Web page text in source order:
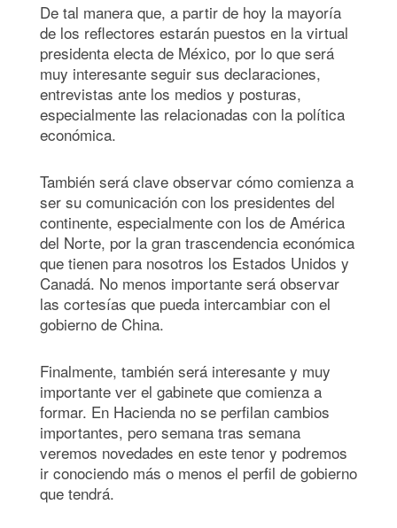
De tal manera que, a partir de hoy la mayoría
de los reflectores estarán puestos en la virtual
presidenta electa de México, por lo que será
muy interesante seguir sus declaraciones,
entrevistas ante los medios y posturas,
especialmente las relacionadas con la política
económica.
También será clave observar cómo comienza a
ser su comunicación con los presidentes del
continente, especialmente con los de América
del Norte, por la gran trascendencia económica
que tienen para nosotros los Estados Unidos y
Canadá. No menos importante será observar
las cortesías que pueda intercambiar con el
gobierno de China.
Finalmente, también será interesante y muy
importante ver el gabinete que comienza a
formar. En Hacienda no se perfilan cambios
importantes, pero semana tras semana
veremos novedades en este tenor y podremos
ir conociendo más o menos el perfil de gobierno
que tendrá.